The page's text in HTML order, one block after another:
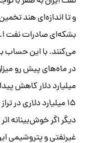
و تا اندازه‌ای هند
میلیارد دلار کاهش
۱۵ میلیارد دلاری
دیگر اگر خوش‌بینانه